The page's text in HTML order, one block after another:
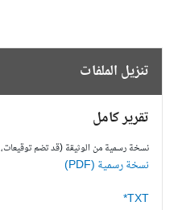
تنزيل الملفات
تقرير كامل
نسخة رسمية من الوثيقة (قد تضم توقيعات، الخ)
نسخة رسمية (PDF)
TXT*